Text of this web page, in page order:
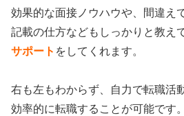
効果的な面接ノウハウや、間違え
記載の仕方などもしっかりと教え
サポート をしてくれます。
右も左もわからず、自力で転職活
効率的に転職することが可能です。